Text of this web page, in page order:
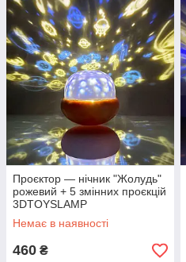
Проєктор — нічник "Жолудь"
рожевий + 5 змінних проєкцій
3DTOYSLAMP
Немає в наявності
460 ₴